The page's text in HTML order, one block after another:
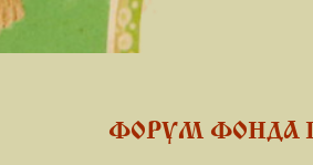
ФОРУМ ФОНДА